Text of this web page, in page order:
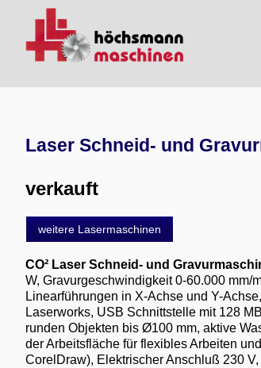
Laser Schneid- und
verkauft
weitere Lasermaschinen
CO² Laser Schneid- und
W, Gravurgeschwindigkeit 0-60.000 mm/
Linearführungen in X-Achse und Y-
Laserworks, USB Schnittstelle mit 128
runden Objekten bis Ø100 mm, aktive
der Arbeitsfläche für flexibles Arbeiten
CorelDraw), Elektrischer Anschluß 230